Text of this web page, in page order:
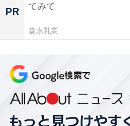
PR
てみて
森永乳業